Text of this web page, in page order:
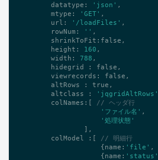
        datatype:
'json' ,
        mtype:
'GET' ,
        url:
'/loadFiles' ,
        rowNum:
'' ,
        shrinkToFit:
false ,
        height:
160 ,
        width:
788 ,
        hidegrid :
false ,
        viewrecords:
false ,
        altRows :
true ,
        altclass :
'jqgridAltRows'
        colNames:[
// ヘッダ行
'ファイル名' ,
'処理状態'
                ],
        colModel :[
// 明細行
                    {name:
'file' ,
                    {name:
'status'